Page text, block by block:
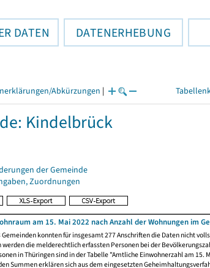
DATEN DATENERHEBUNG
Abkürzungen |
Kindelbrück
der Gemeinde
Zuordnungen
am 15. Mai 2022 nach Anzahl der Wohnungen im
Gemeinden konnten für insgesamt 277 Anschriften die Daten nicht
werden die melderechtlich erfassten Personen bei der
in Thüringen sind in der Tabelle "Amtliche Einwohnerzahl am
Summen erklären sich aus dem eingesetzten